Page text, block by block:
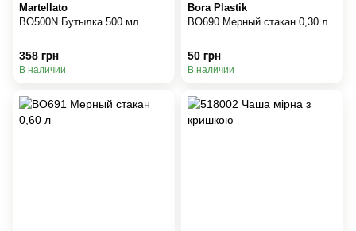
Martellato
BO500N Бутылка 500 мл
358 грн
В наличии
Bora Plastik
BO690 Мерный стакан 0,30 л
50 грн
В наличии